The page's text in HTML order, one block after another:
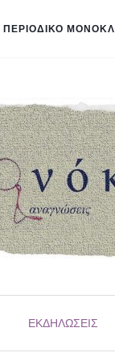
ΠΕΡΙΟΔΙΚΌ ΜΟΝΌΚΛ
ΕΚΔΗΛΏΣΕΙΣ